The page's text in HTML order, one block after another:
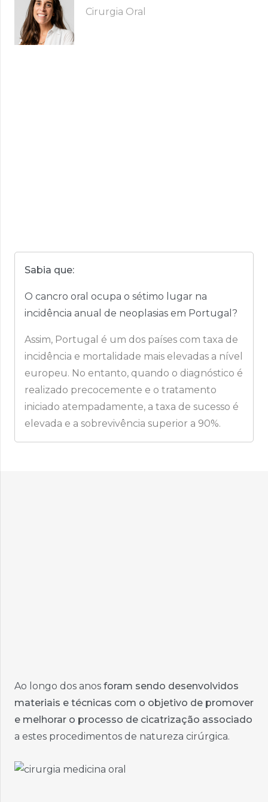
Cirurgia Oral
Sabia que:
O cancro oral ocupa o sétimo lugar na
incidência anual de neoplasias em Portugal?
Assim, Portugal é um dos países com taxa de
incidência e mortalidade mais elevadas a nível
europeu. No entanto, quando o diagnóstico é
realizado precocemente e o tratamento
iniciado atempadamente, a taxa de sucesso é
elevada e a sobrevivência superior a 90%.
Ao longo dos anos foram sendo desenvolvidos
materiais e técnicas com o objetivo de promover
e melhorar o processo de cicatrização associado
a estes procedimentos de natureza cirúrgica.